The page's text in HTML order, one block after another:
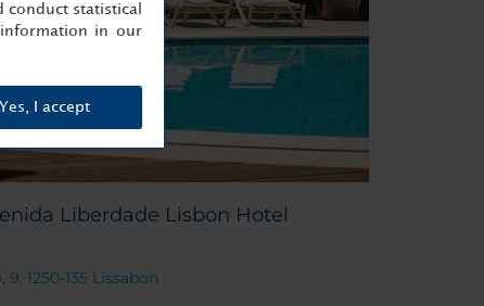
Liberdade Lisbon Hotel
1250-135 Lissabon
conduct statistical
in our
Yes, I accept